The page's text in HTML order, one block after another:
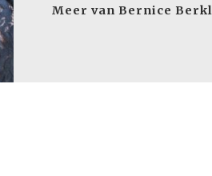
Meer van Bernice